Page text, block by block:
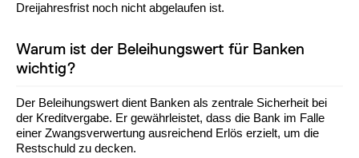
Dreijahresfrist noch nicht abgelaufen ist.
Warum ist der Beleihungswert für Banken
wichtig?
Der Beleihungswert dient Banken als zentrale Sicherheit bei
der Kreditvergabe. Er gewährleistet, dass die Bank im Falle
einer Zwangsverwertung ausreichend Erlös erzielt, um die
Restschuld zu decken.